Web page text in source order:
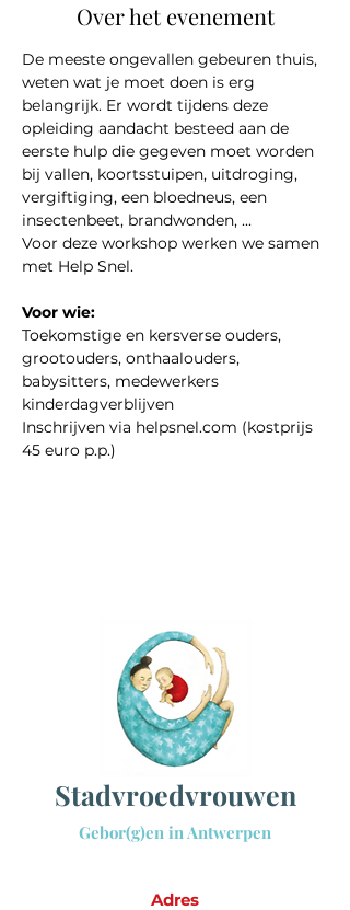
Over het evenement
De meeste ongevallen gebeuren thuis,
weten wat je moet doen is erg
belangrijk. Er wordt tijdens deze
opleiding aandacht besteed aan de
eerste hulp die gegeven moet worden
bij vallen, koortsstuipen, uitdroging,
vergiftiging, een bloedneus, een
insectenbeet, brandwonden, ...
Voor deze workshop werken we samen
met Help Snel.
Voor wie:
Toekomstige en kersverse ouders,
grootouders, onthaalouders,
babysitters, medewerkers
kinderdagverblijven
Inschrijven via helpsnel.com (kostprijs
45 euro p.p.)
Stadvroedvrouwen
Gebor(g)en in Antwerpen
Adres